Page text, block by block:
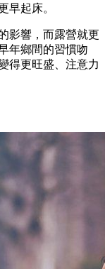
早起床。
影響，而露營就更
年鄉間的習慣吻
得更旺盛、注意力